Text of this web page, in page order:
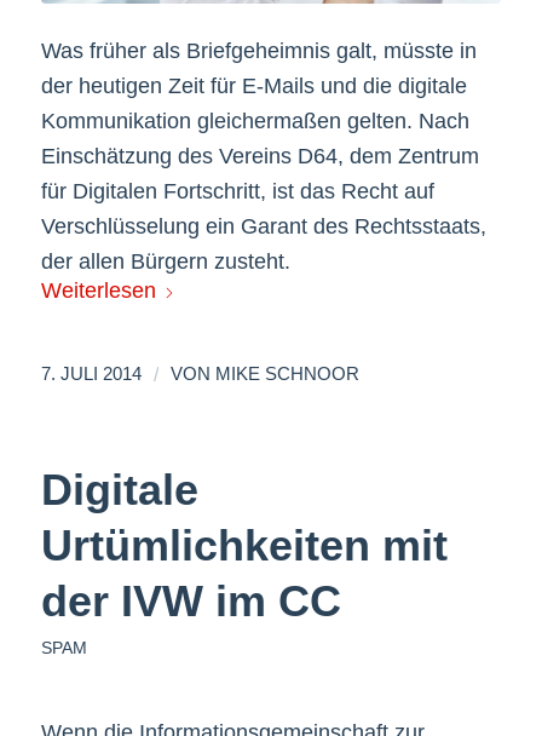
Was früher als Briefgeheimnis galt, müsste in
der heutigen Zeit für E-Mails und die digitale
Kommunikation gleichermaßen gelten. Nach
Einschätzung des Vereins D64, dem Zentrum
für Digitalen Fortschritt, ist das Recht auf
Verschlüsselung ein Garant des Rechtsstaats,
der allen Bürgern zusteht.
Weiterlesen
7. JULI 2014 / VON MIKE SCHNOOR
Digitale
Urtümlichkeiten mit
der IVW im CC
SPAM